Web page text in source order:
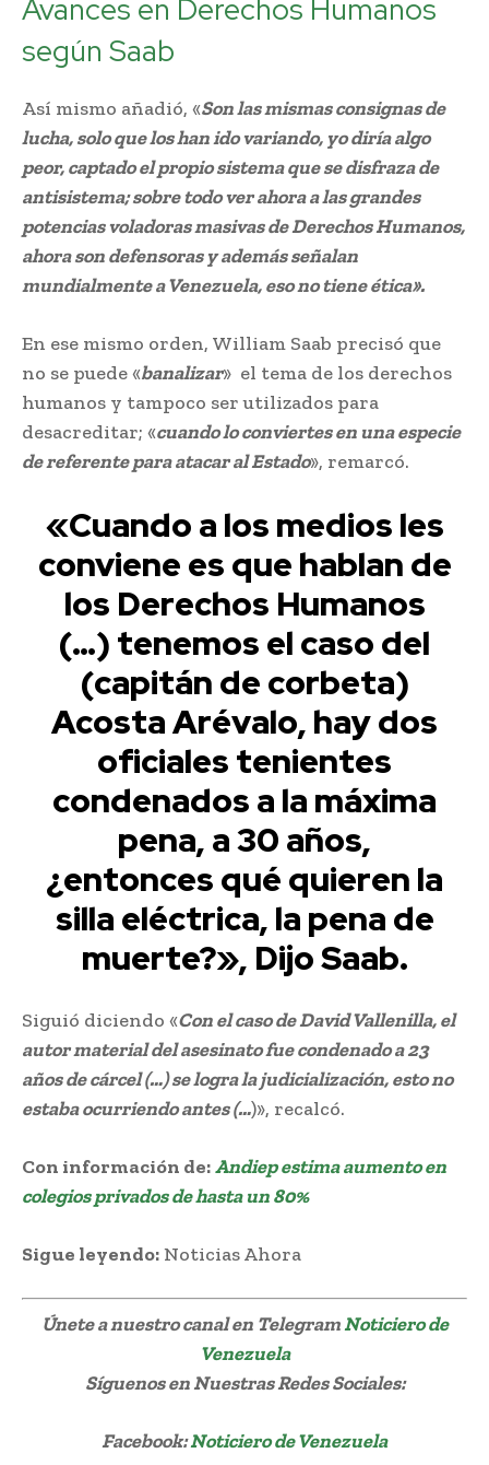
Avances en Derechos Humanos
según Saab
Así mismo añadió, «Son las mismas consignas de
lucha, solo que los han ido variando, yo diría algo
peor, captado el propio sistema que se disfraza de
antisistema; sobre todo ver ahora a las grandes
potencias voladoras masivas de Derechos Humanos,
ahora son defensoras y además señalan
mundialmente a Venezuela, eso no tiene ética».
En ese mismo orden, William Saab precisó que
no se puede «banalizar» el tema de los derechos
humanos y tampoco ser utilizados para
desacreditar; «cuando lo conviertes en una especie
de referente para atacar al Estado», remarcó.
«Cuando a los medios les
conviene es que hablan de
los Derechos Humanos
(…) tenemos el caso del
(capitán de corbeta)
Acosta Arévalo, hay dos
oficiales tenientes
condenados a la máxima
pena, a 30 años,
¿entonces qué quieren la
silla eléctrica, la pena de
muerte?», Dijo Saab.
Siguió diciendo «Con el caso de David Vallenilla, el
autor material del asesinato fue condenado a 23
años de cárcel (…) se logra la judicialización, esto no
estaba ocurriendo antes (…)», recalcó.
Con información de:Andiep estima aumento en
colegios privados de hasta un 80%
Sigue leyendo:Noticias Ahora
Únete a nuestro canal en TelegramNoticiero de
Venezuela
Síguenosen Nuestras Redes Sociales:
Facebook:Noticiero de Venezuela